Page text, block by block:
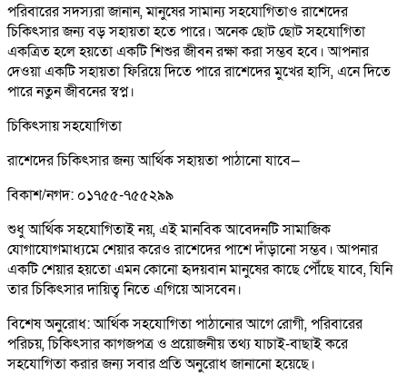
পরিবারের সদস্যরা জানান, মানুষের সামান্য সহযোগিতাও রাশেদের
চিকিৎসার জন্য বড় সহায়তা হতে পারে। অনেক ছোট ছোট সহযোগিতা
একত্রিত হলে হয়তো একটি শিশুর জীবন রক্ষা করা সম্ভব হবে। আপনার
দেওয়া একটি সহায়তা ফিরিয়ে দিতে পারে রাশেদের মুখের হাসি, এনে দিতে
পারে নতুন জীবনের স্বপ্ন।
চিকিৎসায় সহযোগিতা
রাশেদের চিকিৎসার জন্য আর্থিক সহায়তা পাঠানো যাবে—
বিকাশ/নগদ: ০১৭৫৫-৭৫৫২৯৯
শুধু আর্থিক সহযোগিতাই নয়, এই মানবিক আবেদনটি সামাজিক
যোগাযোগমাধ্যমে শেয়ার করেও রাশেদের পাশে দাঁড়ানো সম্ভব। আপনার
একটি শেয়ার হয়তো এমন কোনো হৃদয়বান মানুষের কাছে পৌঁছে যাবে, যিনি
তার চিকিৎসার দায়িত্ব নিতে এগিয়ে আসবেন।
বিশেষ অনুরোধ: আর্থিক সহযোগিতা পাঠানোর আগে রোগী, পরিবারের
পরিচয়, চিকিৎসার কাগজপত্র ও প্রয়োজনীয় তথ্য যাচাই-বাছাই করে
সহযোগিতা করার জন্য সবার প্রতি অনুরোধ জানানো হয়েছে।